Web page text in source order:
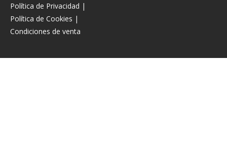
Política de Privacidad |
Política de Cookies |
Condiciones de venta